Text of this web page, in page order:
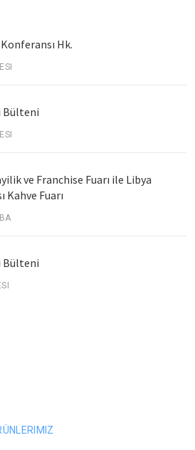
Hk.
Bülteni
ve Franchise Fuarı ile Libya
Kahve Fuarı
Bülteni